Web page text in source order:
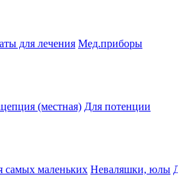
для лечения Мед.приборы
(местная) Для потенции
самых маленьких Неваляшки, юлы